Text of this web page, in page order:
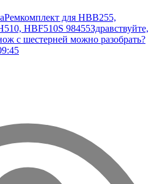
Ремкомплект для HBB255,
HBF510S 98455Здравствуйте,
с шестерней можно разобрать?